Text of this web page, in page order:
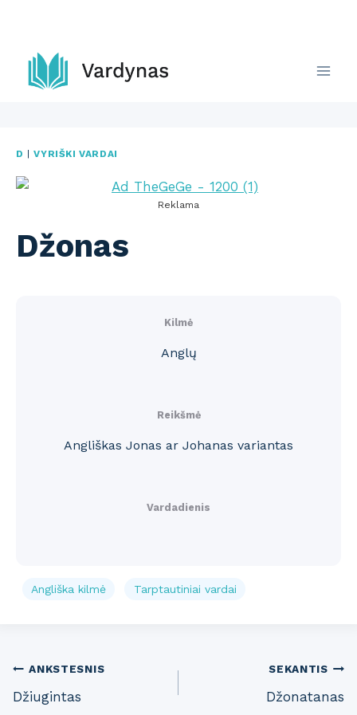
content
D |VYRIŠKI VARDAI
Reklama
Džonas
Kilmė
Anglų
Reikšmė
Angliškas Jonas ar Johanas variantas
Vardadienis
Angliška kilmė Tarptautiniai vardai
Post
navigation
ANKSTESNIS
Džiugintas
SEKANTIS
Džonatanas